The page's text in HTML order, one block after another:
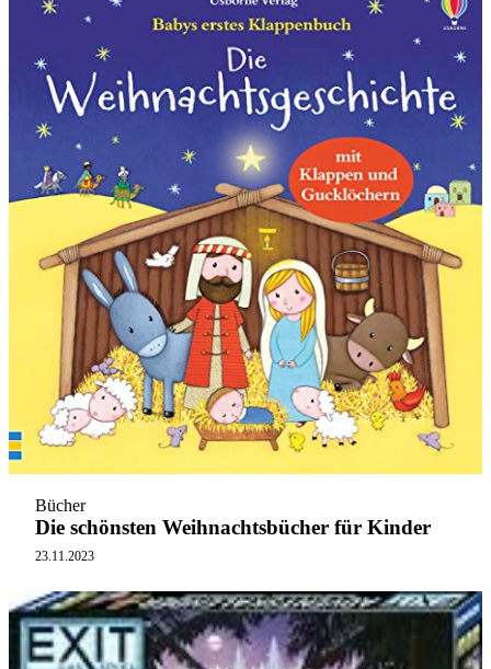
Bücher
Die schönsten Weihnachtsbücher für Kinder
23.11.2023